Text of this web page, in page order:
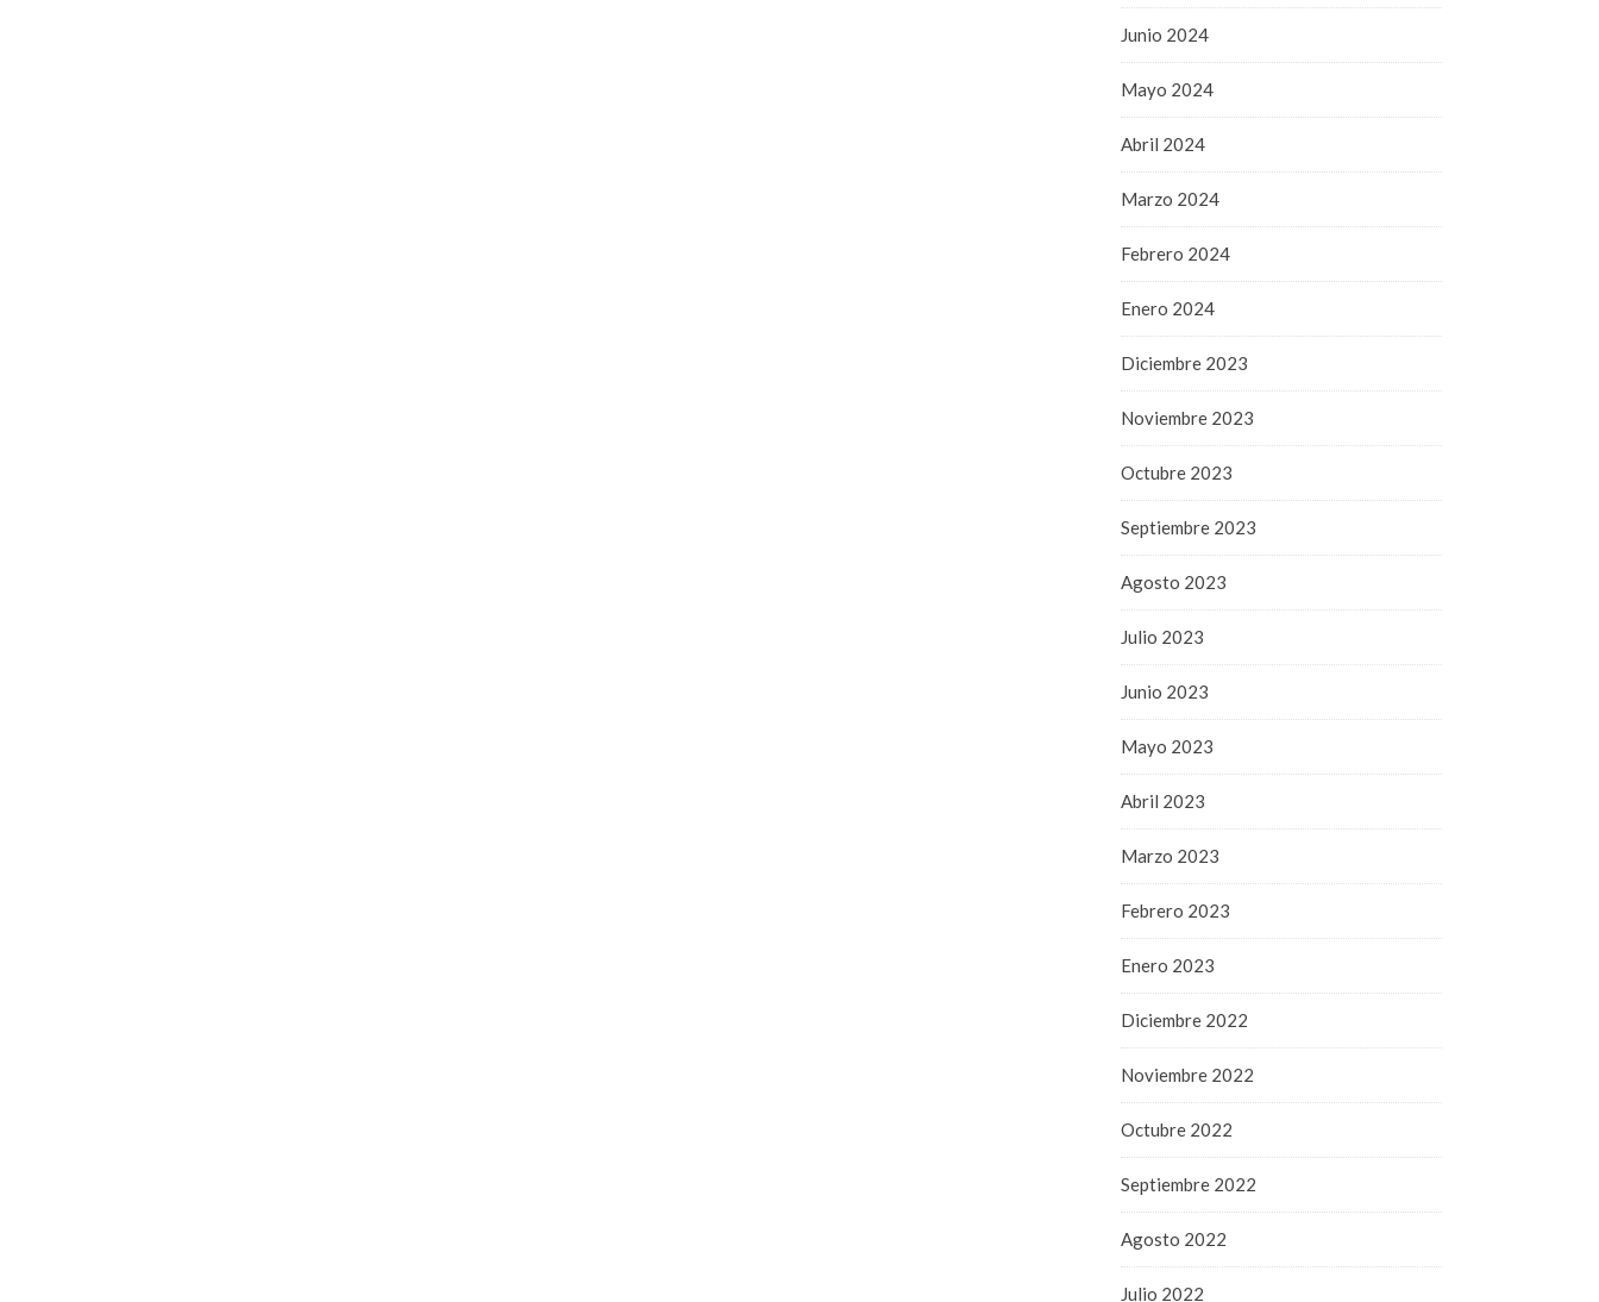
Junio 2024
Mayo 2024
Abril 2024
Marzo 2024
Febrero 2024
Enero 2024
Diciembre 2023
Noviembre 2023
Octubre 2023
Septiembre 2023
Agosto 2023
Julio 2023
Junio 2023
Mayo 2023
Abril 2023
Marzo 2023
Febrero 2023
Enero 2023
Diciembre 2022
Noviembre 2022
Octubre 2022
Septiembre 2022
Agosto 2022
Julio 2022